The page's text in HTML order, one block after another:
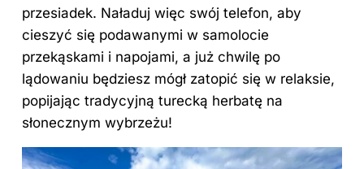
przesiadek. Naładuj więc swój telefon, aby
cieszyć się podawanymi w samolocie
przekąskami i napojami, a już chwilę po
lądowaniu będziesz mógł zatopić się w relaksie,
popijając tradycyjną turecką herbatę na
słonecznym wybrzeżu!